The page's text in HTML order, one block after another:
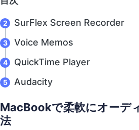
SurFlex Screen Recorder
Voice Memos
QuickTime Player
Audacity
MacBookで柔軟にオーデ
法